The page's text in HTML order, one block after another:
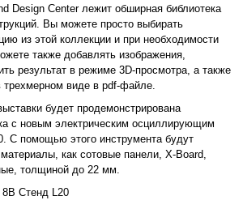
Design Center лежит обширная библиотека
Вы можете просто выбирать
из этой коллекции и при необходимости
также добавлять изображения,
результат в режиме 3D-просмотра, а также
трехмерном виде в pdf-файле.
будет продемонстрирована
с новым электрическим осциллирующим
С помощью этого инструмента будут
как сотовые панели, X-Board,
толщиной до 22 мм.
Стенд L20